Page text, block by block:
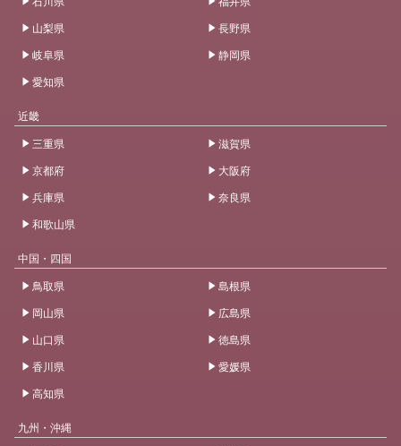
山梨県
長野県
岐阜県
静岡県
愛知県
近畿
三重県
滋賀県
京都府
大阪府
兵庫県
奈良県
和歌山県
中国・四国
鳥取県
島根県
岡山県
広島県
山口県
徳島県
香川県
愛媛県
高知県
九州・沖縄